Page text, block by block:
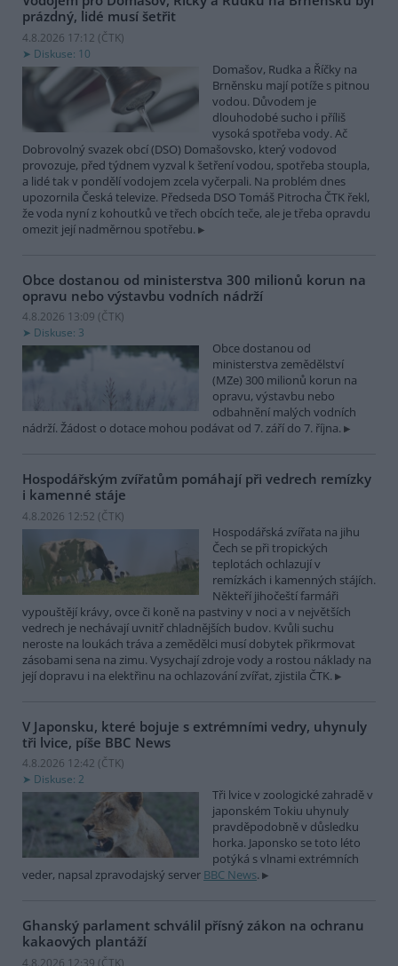
prázdný, lidé musí šetřit
4.8.2026 17:12 (ČTK)
Diskuse: 10
Domašov, Rudka a Říčky na
Brněnsku mají potíže s pitnou
vodou. Důvodem je
dlouhodobé sucho i příliš
vysoká spotřeba vody. Ač
Dobrovolný svazek obcí (DSO) Domašovsko, který vodovod
provozuje, před týdnem vyzval k šetření vodou, spotřeba stoupla,
a lidé tak v pondělí vodojem zcela vyčerpali. Na problém dnes
upozornila Česká televize. Předseda DSO Tomáš Pitrocha ČTK řekl,
že voda nyní z kohoutků ve třech obcích teče, ale je třeba opravdu
omezit její nadměrnou spotřebu.
Obce dostanou od ministerstva 300 milionů korun na
opravu nebo výstavbu vodních nádrží
4.8.2026 13:09 (ČTK)
Diskuse: 3
Obce dostanou od
ministerstva zemědělství
(MZe) 300 milionů korun na
opravu, výstavbu nebo
odbahnění malých vodních
nádrží. Žádost o dotace mohou podávat od 7. září do 7. října.
Hospodářským zvířatům pomáhají při vedrech remízky
i kamenné stáje
4.8.2026 12:52 (ČTK)
Hospodářská zvířata na jihu
Čech se při tropických
teplotách ochlazují v
remízkách i kamenných stájích.
Někteří jihočeští farmáři
vypouštějí krávy, ovce či koně na pastviny v noci a v největších
vedrech je nechávají uvnitř chladnějších budov. Kvůli suchu
neroste na loukách tráva a zemědělci musí dobytek přikrmovat
zásobami sena na zimu. Vysychají zdroje vody a rostou náklady na
její dopravu i na elektřinu na ochlazování zvířat, zjistila ČTK.
V Japonsku, které bojuje s extrémními vedry, uhynuly
tři lvice, píše BBC News
4.8.2026 12:42 (ČTK)
Diskuse: 2
Tři lvice v zoologické zahradě v
japonském Tokiu uhynuly
pravděpodobně v důsledku
horka. Japonsko se toto léto
potýká s vlnami extrémních
veder, napsal zpravodajský server BBC News.
Ghanský parlament schválil přísný zákon na ochranu
kakaových plantáží
4.8.2026 12:39 (ČTK)